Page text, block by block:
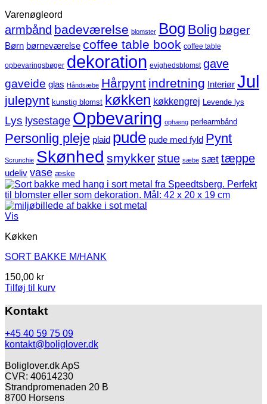
Varenøgleord
armbånd badeværelse blomster Bog Bolig bøger
Børn børneværelse coffee table book coffee table
opbevaringsbøger dekoration evighedsblomst gave
gaveide glas Håndsæbe Hårpynt indretning Interiør Jul
julepynt kunstig blomst køkken køkkengrej Levende lys
Lys lysestage Opbevaring ophæng perlearmbånd
Personlig pleje plaid pude pude med fyld Pynt
Scrunchie Skønhed smykkerstue sæbe sæt tæppe
udeliv vase æske
Vis
Køkken
SORT BAKKE M/HANK
150,00 kr
Tilføj til kurv
Kontakt
+45 40 59 75 09
kontakt@boliglover.dk
Boliglover.dk ApS
CVR: 40614230
Strandpromenaden 20 B
8700 Horsens